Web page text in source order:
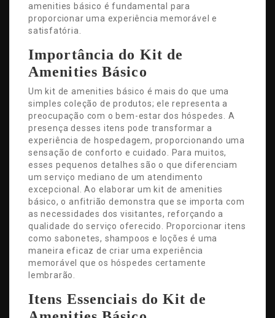
amenities básico é fundamental para
proporcionar uma experiência memorável e
satisfatória.
Importância do Kit de
Amenities Básico
Um kit de amenities básico é mais do que uma
simples coleção de produtos; ele representa a
preocupação com o bem-estar dos hóspedes. A
presença desses itens pode transformar a
experiência de hospedagem, proporcionando uma
sensação de conforto e cuidado. Para muitos,
esses pequenos detalhes são o que diferenciam
um serviço mediano de um atendimento
excepcional. Ao elaborar um kit de amenities
básico, o anfitrião demonstra que se importa com
as necessidades dos visitantes, reforçando a
qualidade do serviço oferecido. Proporcionar itens
como sabonetes, shampoos e loções é uma
maneira eficaz de criar uma experiência
memorável que os hóspedes certamente
lembrarão.
Itens Essenciais do Kit de